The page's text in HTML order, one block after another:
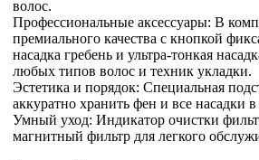
волос.
Профессиональные аксессуары: В
премиального качества с кнопкой
насадка гребень и ультра-тонкая
любых типов волос и техник укладки.
Эстетика и порядок: Специальная
аккуратно хранить фен и все насадки
Умный уход: Индикатор очистки
магнитный фильтр для легкого